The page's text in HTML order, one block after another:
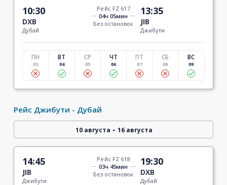
10:30
DXB
Дубай
Рейс FZ 617
04ч 05мин
Без остановок
13:35
JIB
Джибути
ПН
03
ВТ
04
СР
05
ЧТ
06
ПТ
07
СБ
08
ВС
09
Рейс Джибути - Дубай
10 августа - 16 августа
14:45
JIB
Джибути
Рейс FZ 618
03ч 45мин
Без остановок
19:30
DXB
Дубай